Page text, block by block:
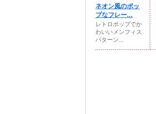
ネオン風のポッ
プなフレー...
レトロポップでか
わいいメンフィス
パターン...